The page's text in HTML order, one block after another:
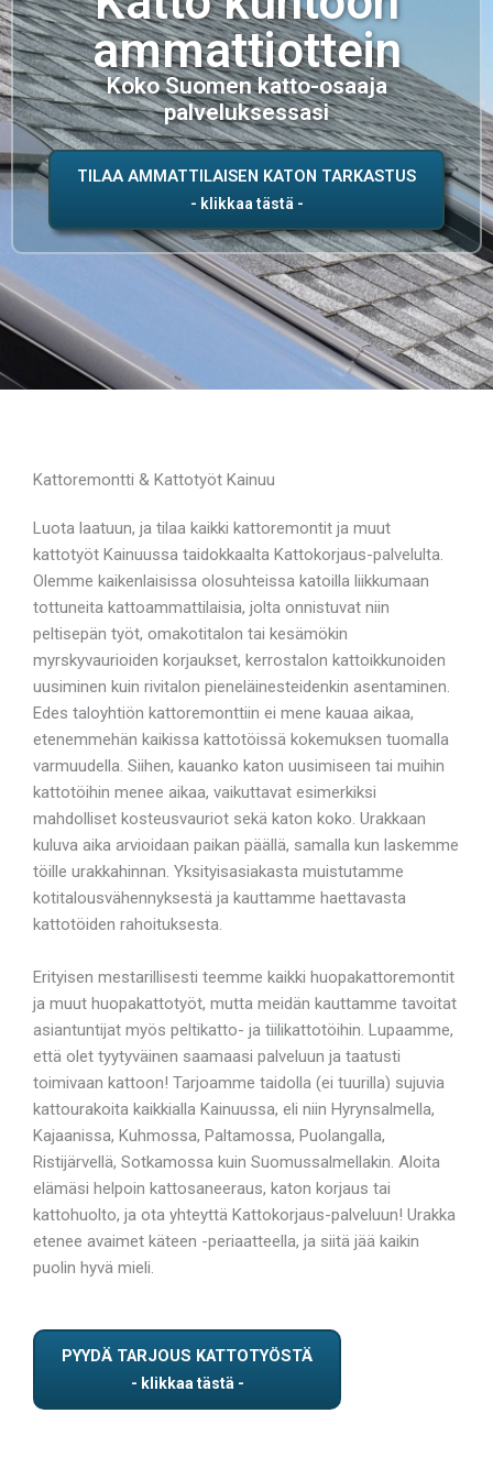
ammattiottein
Koko Suomen katto-osaaja
palveluksessasi
TILAA AMMATTILAISEN KATON TARKASTUS
Kattoremontti & Kattotyöt Kainuu
Luota laatuun, ja tilaa kaikki kattoremontit ja muut
kattotyöt Kainuussa taidokkaalta Kattokorjaus-palvelulta.
Olemme kaikenlaisissa olosuhteissa katoilla liikkumaan
tottuneita kattoammattilaisia, jolta onnistuvat niin
peltisepän työt, omakotitalon tai kesämökin
myrskyvaurioiden korjaukset, kerrostalon kattoikkunoiden
uusiminen kuin rivitalon pieneläinesteidenkin asentaminen.
Edes taloyhtiön kattoremonttiin ei mene kauaa aikaa,
etenemmehän kaikissa kattotöissä kokemuksen tuomalla
varmuudella. Siihen, kauanko katon uusimiseen tai muihin
kattotöihin menee aikaa, vaikuttavat esimerkiksi
mahdolliset kosteusvauriot sekä katon koko. Urakkaan
kuluva aika arvioidaan paikan päällä, samalla kun laskemme
töille urakkahinnan. Yksityisasiakasta muistutamme
kotitalousvähennyksestä ja kauttamme haettavasta
kattotöiden rahoituksesta.
Erityisen mestarillisesti teemme kaikki huopakattoremontit
ja muut huopakattotyöt, mutta meidän kauttamme tavoitat
asiantuntijat myös peltikatto- ja tiilikattotöihin. Lupaamme,
että olet tyytyväinen saamaasi palveluun ja taatusti
toimivaan kattoon! Tarjoamme taidolla (ei tuurilla) sujuvia
kattourakoita kaikkialla Kainuussa, eli niin Hyrynsalmella,
Kajaanissa, Kuhmossa, Paltamossa, Puolangalla,
Ristijärvellä, Sotkamossa kuin Suomussalmellakin. Aloita
elämäsi helpoin kattosaneeraus, katon korjaus tai
kattohuolto, ja ota yhteyttä Kattokorjaus-palveluun! Urakka
etenee avaimet käteen -periaatteella, ja siitä jää kaikin
puolin hyvä mieli.
PYYDÄ TARJOUS KATTOTYÖSTÄ